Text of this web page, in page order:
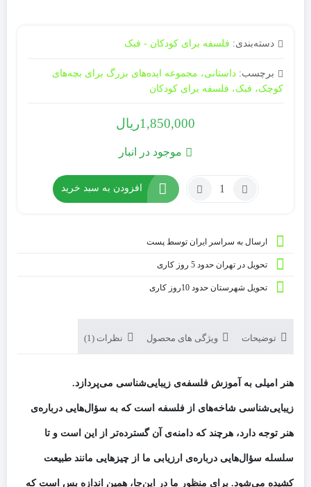
دسته‌بندی: فلسفه برای کودکان - فبک
برچسب: داستانی، مجموعه ایده‌های بزرگ برای بچه‌های
کوچک، فبک، فلسفه برای کودکان
1,850,000ریال
موجود در انبار
افزودن به سبد خرید
ارسال به سراسر ایران توسط پست
تحویل در تهران حدود 5 روز کاری
تحویل شهرستان حدود 10روز کاری
توضیحات ویژگی های محصول نظرات (1)
هنر امیلی به آموزش فلسفه‌ی زیبایی‌شناسی می‌پردازد.
زیبایی‌شناسی شاخه­‌های از فلسفه است که به سؤال‌هایی درباره‌ی
هنر توجه دارد، هرچند که دامنه‌ی آن گسترده‌تر از این است و تا
سلسله سؤال‌هایی درباره‌ی ارزیابی ما از چیزهایی مانند طبیعت
کشیده می‌شود. برای منظور ما در این‌جا، همین اندازه بس است که